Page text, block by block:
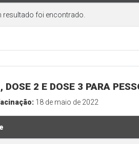
resultado foi encontrado.
DOSE 2 E DOSE 3 PARA
18 de maio de 2022